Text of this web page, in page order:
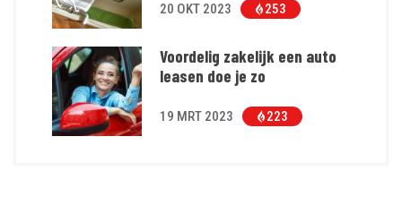
20 OKT 2023 253
Voordelig zakelijk een auto
leasen doe je zo
19 MRT 2023 223